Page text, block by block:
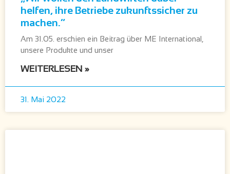
helfen, ihre Betriebe zukunftssicher zu
machen.“
Am 31.05. erschien ein Beitrag über ME International,
unsere Produkte und unser
WEITERLESEN »
31. Mai 2022